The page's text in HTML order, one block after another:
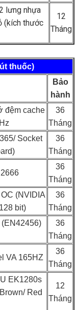
lưng nhựa
(kích thước
12
Tháng
thuốc)
Bảo
hành
đệm cache
36
Tháng
Socket
36
Tháng
36
Tháng
(NVIDIA
bit)
36
Tháng
36
Tháng
VA 165HZ
36
Tháng
EK1280s
Red
12
Tháng